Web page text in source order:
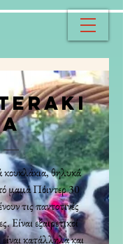
A
κουκλάκια, θηλυκά
μαμά Πόιντερ 30
τις παντοτινές
Είναι εξαιρετικοί
κατάλληλα και